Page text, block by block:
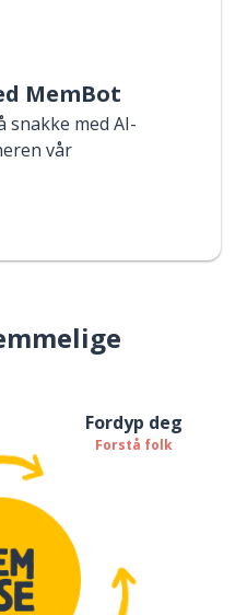
MemBot
snakke med AI-
vår
Fordyp deg
Forstå folk